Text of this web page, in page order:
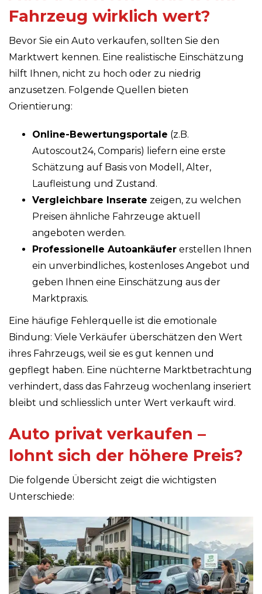
Fahrzeug wirklich wert?
Bevor Sie ein Auto verkaufen, sollten Sie den
Marktwert kennen. Eine realistische Einschätzung
hilft Ihnen, nicht zu hoch oder zu niedrig
anzusetzen. Folgende Quellen bieten
Orientierung:
Online-Bewertungsportale (z.B.
Autoscout24, Comparis) liefern eine erste
Schätzung auf Basis von Modell, Alter,
Laufleistung und Zustand.
Vergleichbare Inserate zeigen, zu welchen
Preisen ähnliche Fahrzeuge aktuell
angeboten werden.
Professionelle Autoankäufer erstellen Ihnen
ein unverbindliches, kostenloses Angebot und
geben Ihnen eine Einschätzung aus der
Marktpraxis.
Eine häufige Fehlerquelle ist die emotionale
Bindung: Viele Verkäufer überschätzen den Wert
ihres Fahrzeugs, weil sie es gut kennen und
gepflegt haben. Eine nüchterne Marktbetrachtung
verhindert, dass das Fahrzeug wochenlang inseriert
bleibt und schliesslich unter Wert verkauft wird.
Auto privat verkaufen –
lohnt sich der höhere Preis?
Die folgende Übersicht zeigt die wichtigsten
Unterschiede: